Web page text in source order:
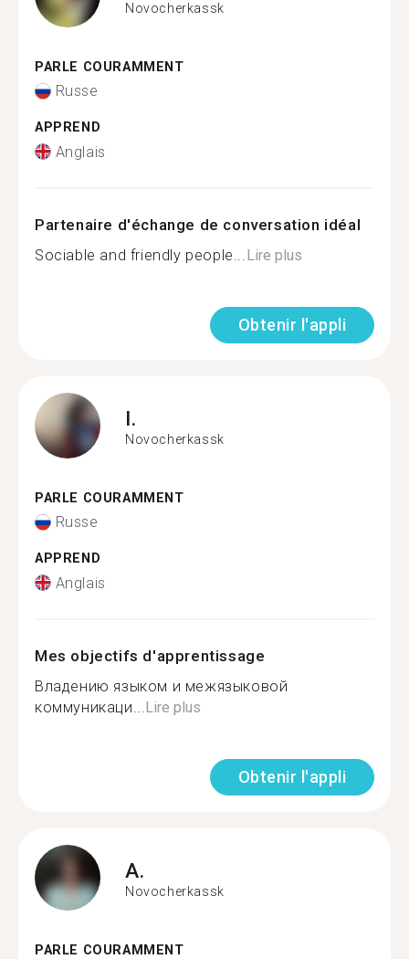
Novocherkassk
PARLE COURAMMENT
Russe
APPREND
Anglais
Partenaire d'échange de conversation idéal
Sociable and friendly people... Lire plus
Obtenir l'appli
I.
Novocherkassk
PARLE COURAMMENT
Russe
APPREND
Anglais
Mes objectifs d'apprentissage
Владению языком и межязыковой
коммуникаци... Lire plus
Obtenir l'appli
A.
Novocherkassk
PARLE COURAMMENT